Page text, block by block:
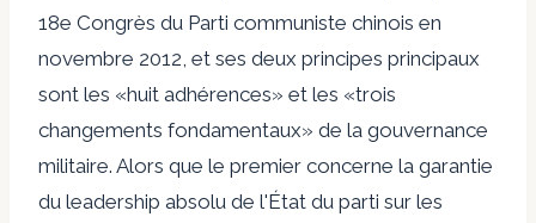
18e Congrès du Parti communiste chinois en
novembre 2012, et ses deux principes principaux
sont les «huit adhérences» et les «trois
changements fondamentaux» de la gouvernance
militaire. Alors que le premier concerne la garantie
du leadership absolu de l'État du parti sur les